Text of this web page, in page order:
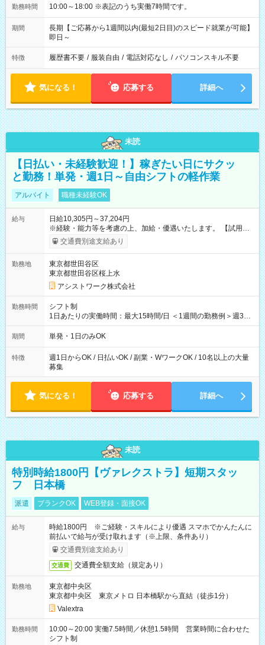
勤務時間 10:00～18:00 ※表記のうち実働7時間です。
期間
長期【ご応募から1週間以内(最短2日目)のスピード就業が可能】
即日～
特徴 履歴書不要 / 服装自由 / 電話対応なし / パソコンスキル不要
気になる！ 応募する 詳細へ
未読
【日払い・未経験歓迎！】稼ぎたい日にサクッ
と勤務！単発・週1日～自由シフトの軽作業
アルバイト 職種未経験OK
給与
日給10,305円～37,204円
※経験・能力等を考慮の上、加給・優遇いたします。 【試用期
間】試用期間なし
交通費別途支給あり
勤務地
東京都世田谷区
東京都世田谷区桜上水
アシストワーク株式会社
勤務時間
シフト制
1日あたりの実働時間：最大15時間/日 ＜1週間の勤務例＞週3回
勤務 勤務：月・水・金 休み：火・木・土・日 好きな時にお仕事
可能です！ ※1日あたりの最大実働時間は日勤、夜勤共に勤務し
期間 単発・1日のみOK
特徴
週1日からOK / 日払いOK / 副業・WワークOK / 10名以上の大量
募集
気になる！ 応募する 詳細へ
未読
特別時給1800円【ヴァレクストラ】短期スタッ
フ 日本橋
派遣 ブランクOK WEB登録・面接OK
給与
時給1800円 ※ご経験・スキルにより優遇 スマホでかんたんに
前払いで給与が受け取れます（※上限、条件あり）
交通費別途支給あり
交通費 交通費全額支給（規定あり）
勤務地
東京都中央区
東京都中央区 東京メトロ 日本橋駅から直結（徒歩1分）
Valextra
勤務時間
10:00～20:00 実働7.5時間／休憩1.5時間 営業時間に合わせた
シフト制